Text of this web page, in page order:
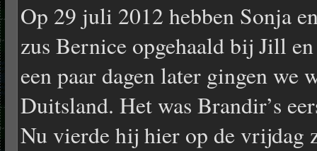
Op 29 juli 2012 hebben Sonja
zus Bernice opgehaald bij Jill
een paar dagen later gingen we
Duitsland. Het was Brandir’s
Nu vierde hij hier op de vrijdag